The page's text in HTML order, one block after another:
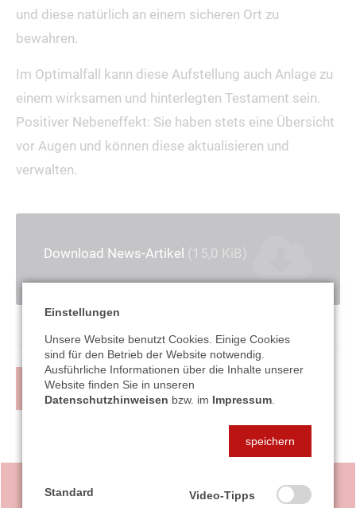
und diese natürlich an einem sicheren Ort zu
bewahren.
Im Optimalfall kann diese Aufstellung auch Anlage zu
einem wirksamen und hinterlegten Testament sein.
Positiver Nebeneffekt: Sie haben stets eine Übersicht
vor Augen und können diese aktualisieren und
verwalten.
Download News-Artikel (15,0 KiB)
ZURÜCK
Einstellungen
Unsere Website benutzt Cookies. Einige Cookies
sind für den Betrieb der Website notwendig.
Ausführliche Informationen über die Inhalte unserer
Website finden Sie in unseren
Datenschutzhinweisen bzw. im Impressum
speichern
Standard Video-Tipps